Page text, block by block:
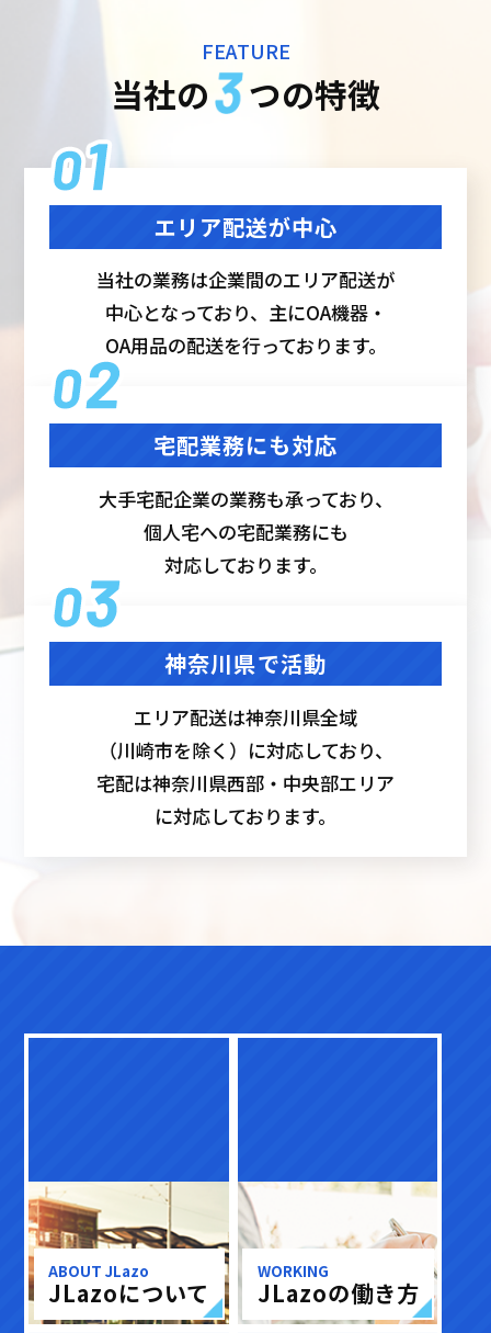
FEATURE
当社の つの特徴
エリア配送が中心
当社の業務は企業間のエリア配送が
中心となっており、主にOA機器・
OA用品の配送を行っております。
宅配業務にも対応
大手宅配企業の業務も承っており、
個人宅への宅配業務にも
対応しております。
神奈川県で活動
エリア配送は神奈川県全域
（川崎市を除く）に対応しており、
宅配は神奈川県西部・中央部エリア
に対応しております。
ABOUT JLazo
JLazoについて
WORKING
JLazoの働き方